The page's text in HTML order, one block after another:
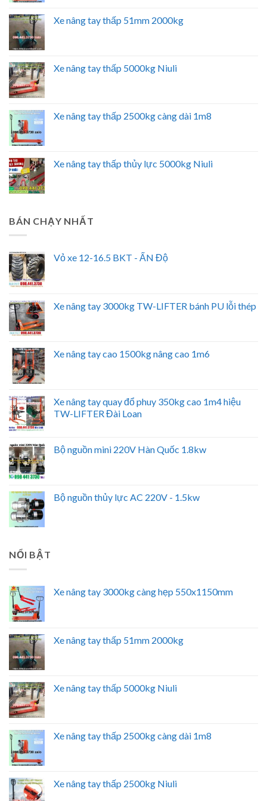
Xe nâng tay thấp 51mm 2000kg
Xe nâng tay thấp 5000kg Niuli
Xe nâng tay thấp 2500kg càng dài 1m8
Xe nâng tay thấp thủy lực 5000kg Niuli
BÁN CHẠY NHẤT
Vỏ xe 12-16.5 BKT - ẤN Độ
Xe nâng tay 3000kg TW-LIFTER bánh PU lỗi thép
Xe nâng tay cao 1500kg nâng cao 1m6
Xe nâng tay quay đổ phuy 350kg cao 1m4 hiệu
TW-LIFTER Đài Loan
Bộ nguồn mini 220V Hàn Quốc 1.8kw
Bộ nguồn thủy lực AC 220V - 1.5kw
NỔI BẬT
Xe nâng tay 3000kg càng hẹp 550x1150mm
Xe nâng tay thấp 51mm 2000kg
Xe nâng tay thấp 5000kg Niuli
Xe nâng tay thấp 2500kg càng dài 1m8
Xe nâng tay thấp 2500kg Niuli